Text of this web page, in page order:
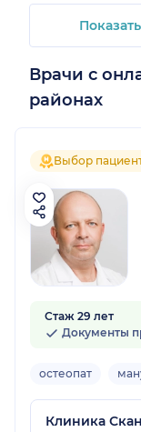
Врачи с
районах
Выбор
Стаж 29 лет
Документы
остеопат
Клиника